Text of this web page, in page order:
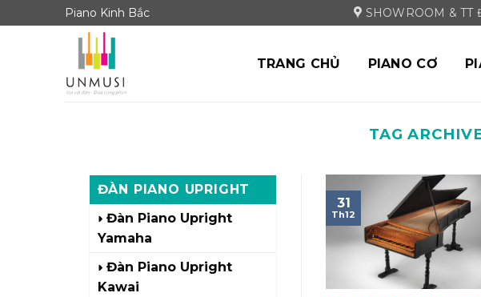
to
Piano Kinh Bắc SHOWROOM & TT
TRANG CHỦ PIANO CƠ
TAG
ĐÀN PIANO UPRIGHT
Đàn Piano Upright
Yamaha
Đàn Piano Upright
Kawai
31
Th12